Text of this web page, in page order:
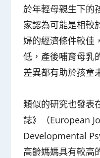
於年輕母親生下的
家認為可能是相較
婦的經濟條件較佳
低，產後哺育母乳
差異都有助於孩童
類似的研究也發表
誌》（European
Developmental
高齡媽媽具有較高